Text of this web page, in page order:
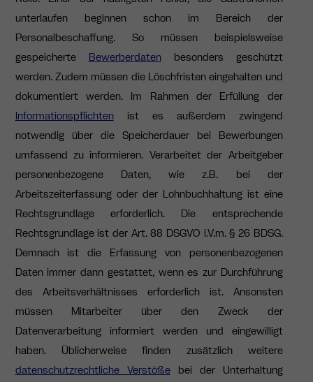
unterlaufen beginnen schon im Bereich der
Personalbeschaffung. So müssen beispielsweise
gespeicherte Bewerberdatenbesonders geschützt
werden. Zudem müssen die Löschfristen eingehalten und
dokumentiert werden. Im Rahmen der Erfüllung der
Informationspflichtenist es außerdem zwingend
notwendig über die Speicherdauer bei Bewerbungen
umfassend zu informieren. Verarbeitet der Arbeitgeber
personenbezogene Daten, wie z.B. bei der
Arbeitszeiterfassung oder der Lohnbuchhaltung ist eine
Rechtsgrundlage erforderlich. Die entsprechende
Rechtsgrundlage ist der Art. 88 DSGVO i.V.m. § 26 BDSG.
Demnach ist die Erfassung von personenbezogenen
Daten immer dann gestattet, wenn es zur Durchführung
des Arbeitsverhältnisses erforderlich ist. Ansonsten
müssen Mitarbeiter über den Zweck der
Datenverarbeitung informiert werden und eingewilligt
haben. Üblicherweise finden zusätzlich weitere
datenschutzrechtliche Verstößebei der Unterhaltung